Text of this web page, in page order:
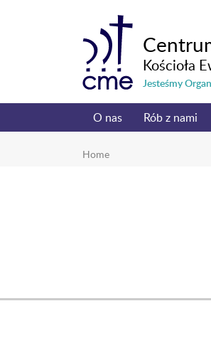
Kościoła
Jesteśmy
O nas Rób z nami
Home